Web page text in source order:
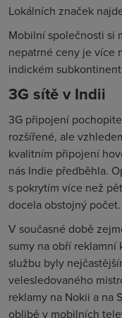
Lokálních značek
Mobilní společnosti si
nepatrné ceny je více
indickém
3G sítě v Indii
3G připojení
rozšířené, ale
kvalitním připojení
nás Indie předběhla.
s pokrytím více než
docela obstojný počet.
V současné době
sumy na obří reklamní
službu byly
velesledovaného
reklamy na Nokii a na
oblibě v mobilních